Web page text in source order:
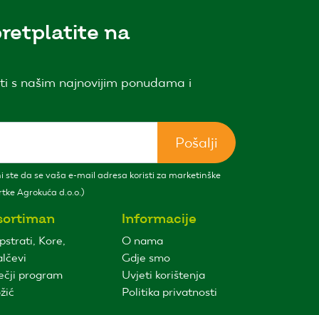
na
s našim najnovijim ponudama i
Pošalji
ste da se vaša e-mail adresa koristi za marketinške
Agrokuća d.o.o.)
Kore,
program
Informacije
O nama
Gdje smo
Uvjeti korištenja
Politika privatnosti